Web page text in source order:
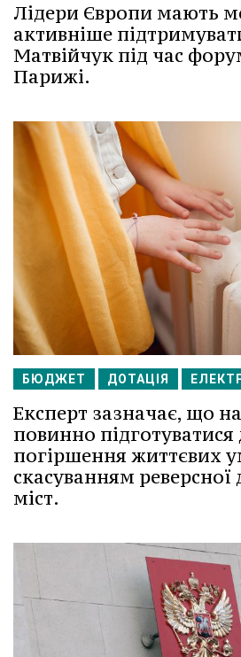
Лідери Європи мають
активніше
Матвійчук під час
Парижі.
БЮДЖЕТ ДОТАЦІЯ
Експерт зазначає, що
повинно
погіршення життєвих
скасуванням реверсної
міст.